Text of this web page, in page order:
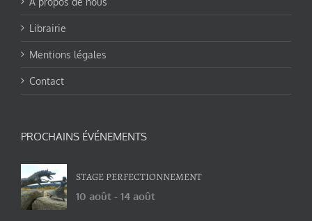
Librairie
Mentions légales
Contact
PROCHAINS ÉVÉNEMENTS
STAGE PERFECTIONNEMENT
10 août - 14 août